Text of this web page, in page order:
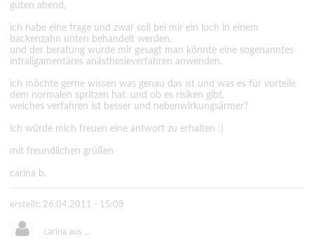
guten abend,
ich habe eine frage und zwar soll bei mir ein loch in einem
backenzahn unten behandelt werden.
und der beratung wurde mir gesagt man könnte eine sogenanntes
intraligamentäres anästhesieverfahren anwenden.
ich möchte gerne wissen was genau das ist und was es für vorteile
dem normalen spritzen hat. und ob es risiken gibt.
welches verfahren ist besser und nebenwirkungsärmer?
ich würde mich freuen eine antwort zu erhalten :)
mit freundlichen grüßen
carina b.
erstellt: 26.04.2011 - 15:08
carina aus ...